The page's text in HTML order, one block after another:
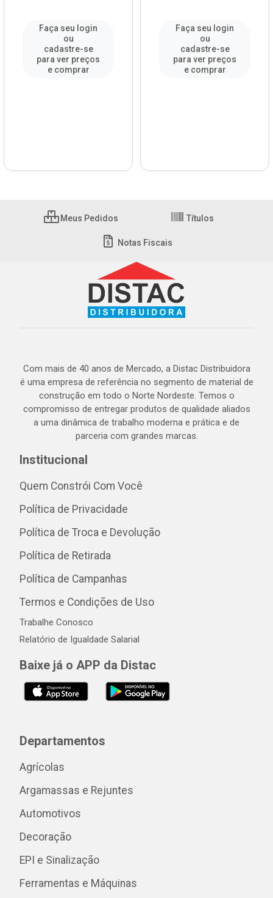
Faça seu login
ou
cadastre-se
para ver preços
e comprar
Faça seu login
ou
cadastre-se
para ver preços
e comprar
Meus Pedidos Títulos
Notas Fiscais
Com mais de 40 anos de Mercado, a Distac Distribuidora
é uma empresa de referência no segmento de material de
construção em todo o Norte Nordeste. Temos o
compromisso de entregar produtos de qualidade aliados
a uma dinâmica de trabalho moderna e prática e de
parceria com grandes marcas.
Institucional
Quem Constrói Com Você
Política de Privacidade
Política de Troca e Devolução
Política de Retirada
Política de Campanhas
Termos e Condições de Uso
Trabalhe Conosco
Relatório de Igualdade Salarial
Baixe já o APP da Distac
Departamentos
Agrícolas
Argamassas e Rejuntes
Automotivos
Decoração
EPI e Sinalização
Ferramentas e Máquinas